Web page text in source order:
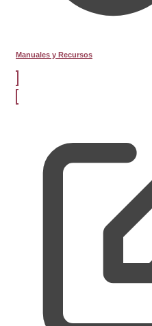
Manuales y Recursos